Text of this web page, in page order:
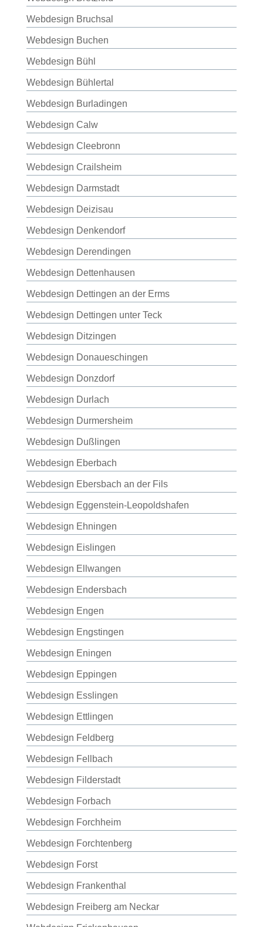
Webdesign Bruchsal
Webdesign Buchen
Webdesign Bühl
Webdesign Bühlertal
Webdesign Burladingen
Webdesign Calw
Webdesign Cleebronn
Webdesign Crailsheim
Webdesign Darmstadt
Webdesign Deizisau
Webdesign Denkendorf
Webdesign Derendingen
Webdesign Dettenhausen
Webdesign Dettingen an der Erms
Webdesign Dettingen unter Teck
Webdesign Ditzingen
Webdesign Donaueschingen
Webdesign Donzdorf
Webdesign Durlach
Webdesign Durmersheim
Webdesign Dußlingen
Webdesign Eberbach
Webdesign Ebersbach an der Fils
Webdesign Eggenstein-Leopoldshafen
Webdesign Ehningen
Webdesign Eislingen
Webdesign Ellwangen
Webdesign Endersbach
Webdesign Engen
Webdesign Engstingen
Webdesign Eningen
Webdesign Eppingen
Webdesign Esslingen
Webdesign Ettlingen
Webdesign Feldberg
Webdesign Fellbach
Webdesign Filderstadt
Webdesign Forbach
Webdesign Forchheim
Webdesign Forchtenberg
Webdesign Forst
Webdesign Frankenthal
Webdesign Freiberg am Neckar